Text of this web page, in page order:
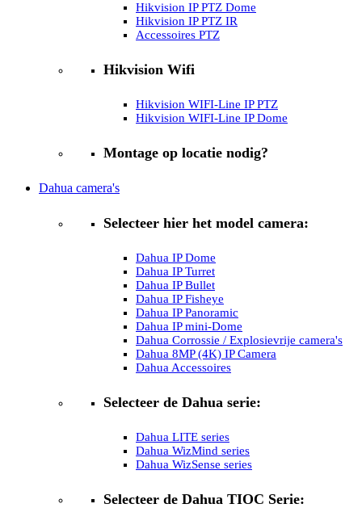
Hikvision IP PTZ Dome
Hikvision IP PTZ IR
Accessoires PTZ
Hikvision Wifi
Hikvision WIFI-Line IP PTZ
Hikvision WIFI-Line IP Dome
Montage op locatie nodig?
Dahua camera's
Selecteer hier het model camera:
Dahua IP Dome
Dahua IP Turret
Dahua IP Bullet
Dahua IP Fisheye
Dahua IP Panoramic
Dahua IP mini-Dome
Dahua Corrossie / Explosievrije camera's
Dahua 8MP (4K) IP Camera
Dahua Accessoires
Selecteer de Dahua serie:
Dahua LITE series
Dahua WizMind series
Dahua WizSense series
Selecteer de Dahua TIOC Serie: